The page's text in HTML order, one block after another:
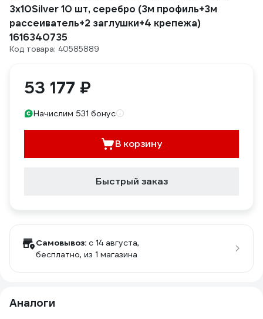
3x10Silver 10 шт, серебро (3м профиль+3м
рассеиватель+2 заглушки+4 крепежа)
1616340735
Код товара: 40585889
53 177 ₽
Начислим 531 бонус
В корзину
Быстрый заказ
Самовывоз: c 14 августа,
бесплатно, из 1 магазина
Аналоги